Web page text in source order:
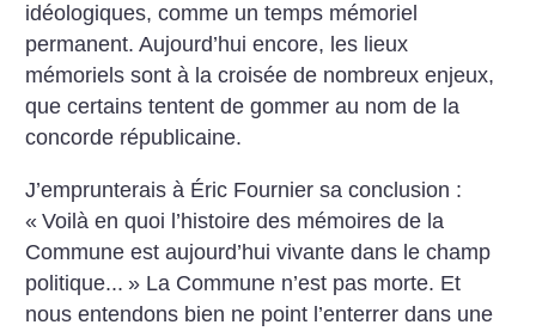
idéologiques, comme un temps mémoriel
permanent. Aujourd’hui encore, les lieux
mémoriels sont à la croisée de nombreux enjeux,
que certains tentent de gommer au nom de la
concorde républicaine.
J’emprunterais à Éric Fournier sa conclusion :
« Voilà en quoi l’histoire des mémoires de la
Commune est aujourd’hui vivante dans le champ
politique... » La Commune n’est pas morte. Et
nous entendons bien ne point l’enterrer dans une